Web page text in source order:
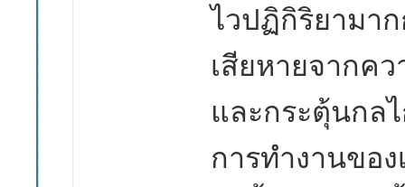
ไวปฏิกิริยามา
เสียหายจากค
และกระตุ้นกล
การทำงานขอ